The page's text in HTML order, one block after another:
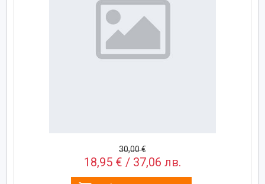
30,00 €
18,95 € / 37,06 лв.